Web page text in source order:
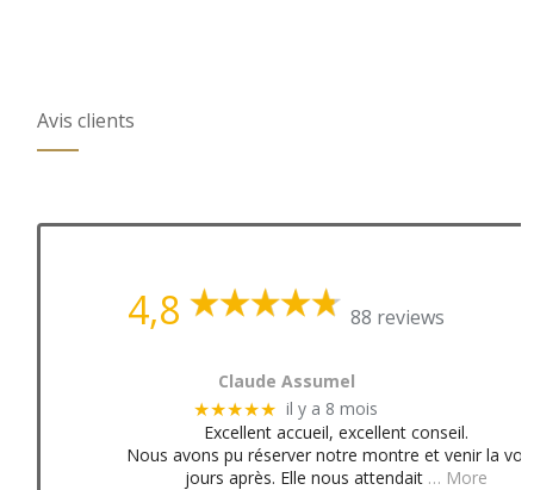
Avis clients
4,8 88 reviews
Claude Assumel
★★★★★ il y a 8 mois
Excellent accueil, excellent conseil.
Nous avons pu réserver notre montre et venir la
jours après. Elle nous attendait … More